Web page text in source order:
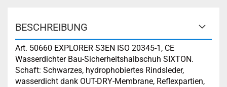
BESCHREIBUNG
Art. 50660 EXPLORER S3EN ISO 20345-1, CE
Wasserdichter Bau-Sicherheitshalbschuh SIXTON.
Schaft: Schwarzes, hydrophobiertes Rindsleder,
wasserdicht dank OUT-DRY-Membrane, Reflexpartien,